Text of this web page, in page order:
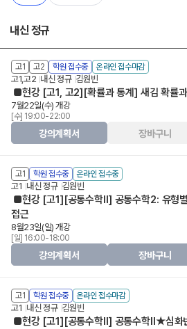
내신 정규
고1 고2 학원 접수중 온라인 접수마감
고1,고2 내신 정규 김원빈
■현강 [고1, 고2][확률과 통계] 새김 확률
7월22일(수) 개강
[수] 19:00-22:00
강의계획서 장바구니
고1 학원 접수중 온라인 접수중
고1 내신 정규 김원빈
■현강 [고1][공통수학Ⅱ] 공통수학2: 유형
접근
8월23일(일) 개강
[일] 16:00-18:00
강의계획서 장바구니
고1 학원 접수중 온라인 접수마감
고1 내신 정규 김원빈
■현강 [고1][공통수학Ⅱ] 공통수학Ⅱ★심